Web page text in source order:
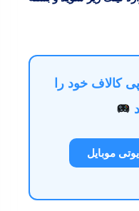
کالاف خود را
موبایل